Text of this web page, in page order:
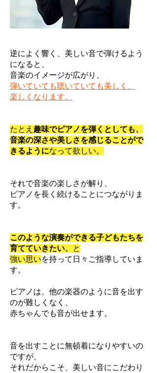
逆によく響く、美しい音で弾けるよう
になると、
音楽のイメージが広がり、
弾いていても聴いていても美しく、
楽しくなります。
たとえ 趣味でピアノを弾くとしても、
音楽の深さや美しさを感じることがで
きるようになって欲しい。
それで音楽の楽しさが解り、
ピアノを長く続けることにつながりま
す。
このような演奏ができる子どもたちを
育てていきたい、
と
強い思いを持って日々ご指導していま
す。
ピアノは、他の楽器のように音を出す
のが難しくなく、
赤ちゃんでも音が出せます。
音を出すことに無頓着になりやすいの
ですが、
それだからこそ、美しい音にこだわり